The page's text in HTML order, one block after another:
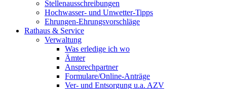
Stellenausschreibungen
Hochwasser- und Unwetter-Tipps
Ehrungen-Ehrungsvorschläge
Rathaus & Service
Verwaltung
Was erledige ich wo
Ämter
Ansprechpartner
Formulare/Online-Anträge
Ver- und Entsorgung u.a. AZV